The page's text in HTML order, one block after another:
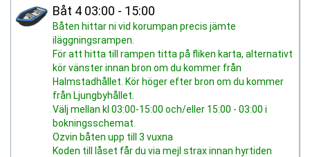
Båt 4 03:00 - 15:00
Båten hittar ni vid korumpan precis jämte
iläggningsrampen.
För att hitta till rampen titta på fliken karta, alternativt
kör vänster innan bron om du kommer från
Halmstadhållet. Kör höger efter bron om du kommer
från Ljungbyhållet.
Välj mellan kl 03:00-15:00 och/eller 15:00 - 03:00 i
bokningsschemat.
Ozvin båten upp till 3 vuxna
Koden till låset får du via mejl strax innan hyrtiden